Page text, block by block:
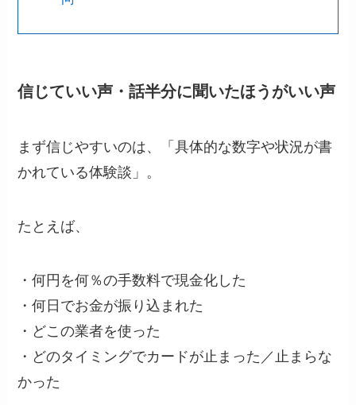
信じていい声・話半分に聞いたほうがいい声
まず信じやすいのは、「具体的な数字や状況が書
かれている体験談」。
たとえば、
・何円を何％の手数料で現金化した
・何日でお金が振り込まれた
・どこの業者を使った
・どのタイミングでカードが止まった／止まらな
かった